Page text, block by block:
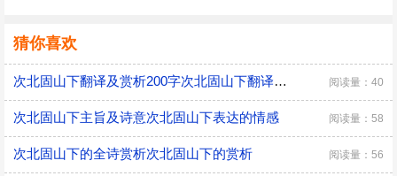
猜你喜欢
次北固山下翻译及赏析200字次北固山下翻译和赏析 阅读量：40
次北固山下主旨及诗意次北固山下表达的情感 阅读量：58
次北固山下的全诗赏析次北固山下的赏析 阅读量：56